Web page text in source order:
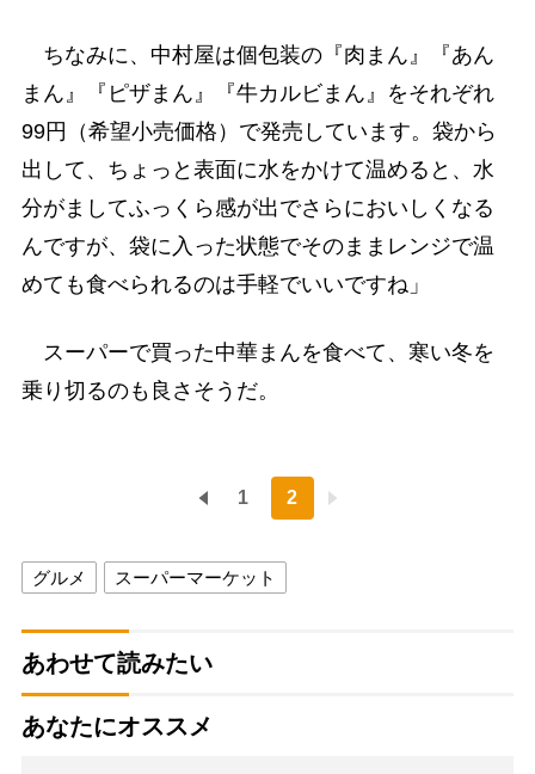
ちなみに、中村屋は個包装の『肉まん』『あん
まん』『ピザまん』『牛カルビまん』をそれぞれ
99円（希望小売価格）で発売しています。袋から
出して、ちょっと表面に水をかけて温めると、水
分がましてふっくら感が出でさらにおいしくなる
んですが、袋に入った状態でそのままレンジで温
めても食べられるのは手軽でいいですね」
スーパーで買った中華まんを食べて、寒い冬を
乗り切るのも良さそうだ。
1 2
グルメ スーパーマーケット
あわせて読みたい
あなたにオススメ